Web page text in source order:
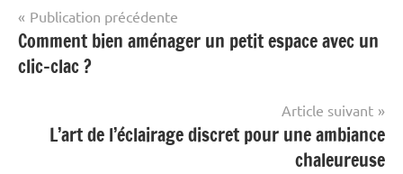
Navigation
de
l’article
Publication précédente
Comment bien aménager un petit espace avec un
clic-clac ?
Article suivant
L’art de l’éclairage discret pour une ambiance
chaleureuse